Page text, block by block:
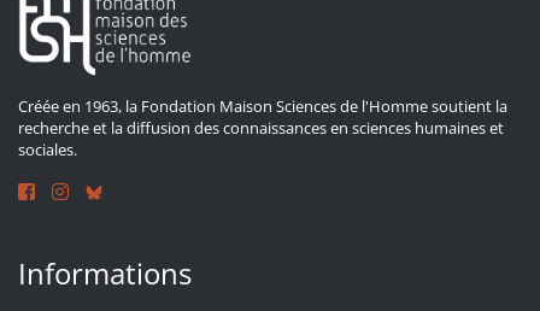
Créée en 1963, la Fondation Maison Sciences de l'Homme soutient la
recherche et la diffusion des connaissances en sciences humaines et
sociales.
Informations